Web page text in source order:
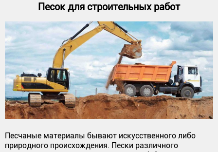
Песок для строительных работ
Песчаные материалы бывают искусственного либо
природного происхождения. Пески различного